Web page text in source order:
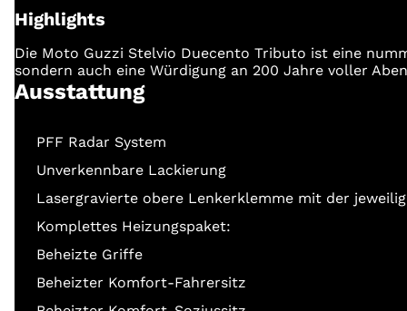
Highlights
Die Moto Guzzi Stelvio Duecento Tributo ist eine
sondern auch eine Würdigung an 200 Jahre voller
Ausstattung
PFF Radar System
Unverkennbare Lackierung
Lasergravierte obere Lenkerklemme mit der
Komplettes Heizungspaket:
Beheizte Griffe
Beheizter Komfort-Fahrersitz